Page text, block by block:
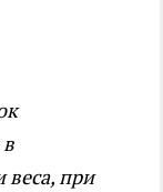
веса, при